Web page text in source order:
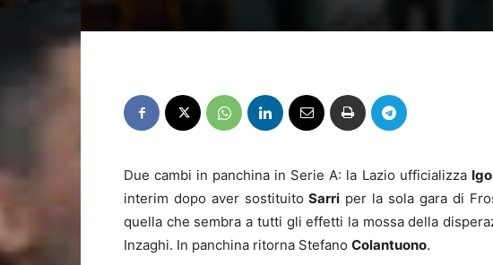
Due cambi in panchina in Serie A: la Lazio ufficializza
interim dopo aver sostituitoSarri per la sola gara di
quella che sembra a tutti gli effetti la mossa della
Inzaghi. In panchina ritorna Stefano Colantuono.